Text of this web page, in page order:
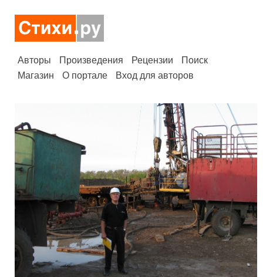
Авторы Произведения Рецензии
Поиск
Магазин
О портале Вход для авторов